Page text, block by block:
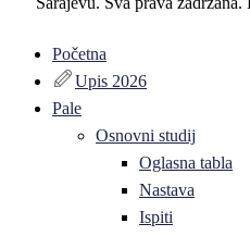
Početna
Upis 2026
Pale
Osnovni studij
Oglasna tabla
Nastava
Ispiti